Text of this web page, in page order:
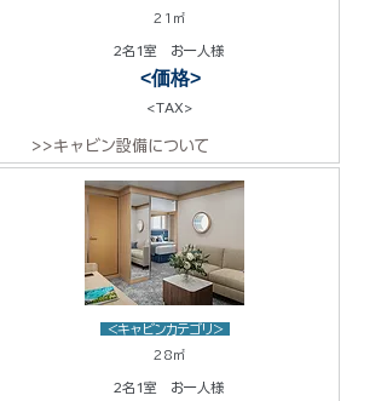
21㎡
2名1室 お一人様
<価格>
<TAX>
>>キャビン設備について
<キャビンカテゴリ>
28㎡
2名1室 お一人様